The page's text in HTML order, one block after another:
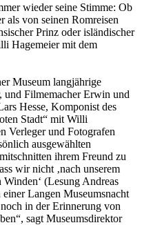
wieder seine Stimme: Ob
als von seinen Romreisen
Prinz oder isländischer
Hagemeier mit dem
Museum langjährige
und Filmemacher Erwin und
Hesse, Komponist des
Stadt“ mit Willi
Verleger und Fotografen
ausgewählten
ihrem Freund zu
wir nicht ‚nach unserem
(Lesung Andreas
Langen Museumsnacht
in der Erinnerung von
sagt Museumsdirektor